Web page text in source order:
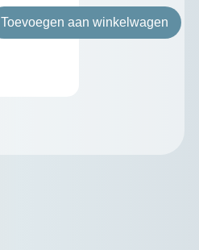
Toevoegen aan winkelwagen